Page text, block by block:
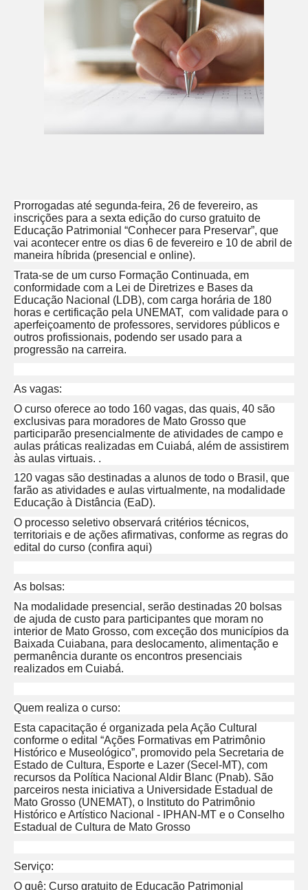
Prorrogadas até segunda-feira, 26 de fevereiro, as
inscrições para a sexta edição do curso gratuito de
Educação Patrimonial “Conhecer para Preservar”, que
vai acontecer entre os dias 6 de fevereiro e 10 de abril de
maneira híbrida (presencial e online).
Trata-se de um curso Formação Continuada, em
conformidade com a Lei de Diretrizes e Bases da
Educação Nacional (LDB), com carga horária de 180
horas e certificação pela UNEMAT, com validade para o
aperfeiçoamento de professores, servidores públicos e
outros profissionais, podendo ser usado para a
progressão na carreira.
As vagas:
O curso oferece ao todo 160 vagas, das quais, 40 são
exclusivas para moradores de Mato Grosso que
participarão presencialmente de atividades de campo e
aulas práticas realizadas em Cuiabá, além de assistirem
às aulas virtuais. .
120 vagas são destinadas a alunos de todo o Brasil, que
farão as atividades e aulas virtualmente, na modalidade
Educação à Distância (EaD).
O processo seletivo observará critérios técnicos,
territoriais e de ações afirmativas, conforme as regras do
edital do curso (confira aqui)
As bolsas:
Na modalidade presencial, serão destinadas 20 bolsas
de ajuda de custo para participantes que moram no
interior de Mato Grosso, com exceção dos municípios da
Baixada Cuiabana, para deslocamento, alimentação e
permanência durante os encontros presenciais
realizados em Cuiabá.
Quem realiza o curso:
Esta capacitação é organizada pela Ação Cultural
conforme o edital “Ações Formativas em Patrimônio
Histórico e Museológico”, promovido pela Secretaria de
Estado de Cultura, Esporte e Lazer (Secel-MT), com
recursos da Política Nacional Aldir Blanc (Pnab). São
parceiros nesta iniciativa a Universidade Estadual de
Mato Grosso (UNEMAT), o Instituto do Patrimônio
Histórico e Artístico Nacional - IPHAN-MT e o Conselho
Estadual de Cultura de Mato Grosso
Serviço:
O quê: Curso gratuito de Educação Patrimonial